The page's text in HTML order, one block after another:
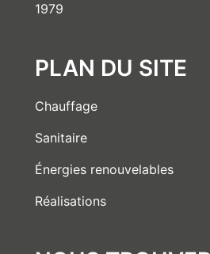
1979
PLAN DU SITE
Chauffage
Sanitaire
Énergies renouvelables
Réalisations